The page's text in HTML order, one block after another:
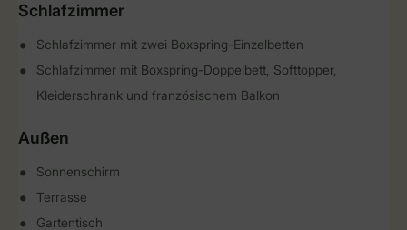
Schlafzimmer
Schlafzimmer mit zwei Boxspring-Einzelbetten
Schlafzimmer mit Boxspring-Doppelbett, Softtopper,
Kleiderschrank und französischem Balkon
Außen
Sonnenschirm
Terrasse
Gartentisch